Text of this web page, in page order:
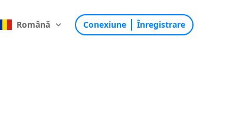
Română Conexiune Înregistrare